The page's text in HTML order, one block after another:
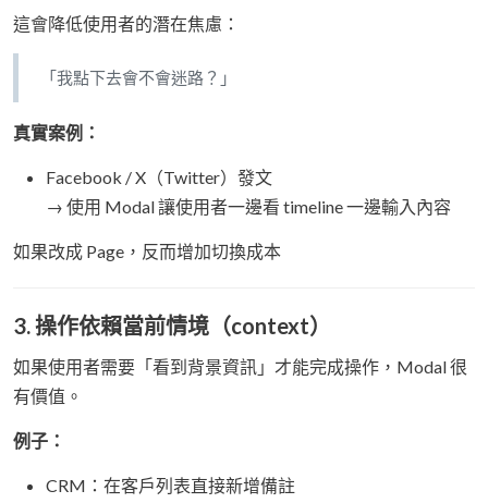
這會降低使用者的潛在焦慮：
「我點下去會不會迷路？」
真實案例：
Facebook / X（Twitter）發文
→ 使用 Modal 讓使用者一邊看 timeline 一邊輸入內容
如果改成 Page，反而增加切換成本
3. 操作依賴當前情境（context）
如果使用者需要「看到背景資訊」才能完成操作，Modal 很
有價值。
例子：
CRM：在客戶列表直接新增備註